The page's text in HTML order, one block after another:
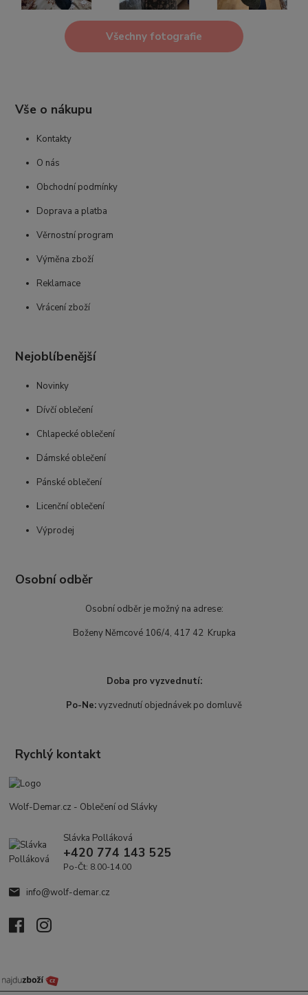
Všechny fotografie
Vše o nákupu
Kontakty
O nás
Obchodní podmínky
Doprava a platba
Věrnostní program
Výměna zboží
Reklamace
Vrácení zboží
Nejoblíbenější
Novinky
Dívčí oblečení
Chlapecké oblečení
Dámské oblečení
Pánské oblečení
Licenční oblečení
Výprodej
Osobní odběr
Osobní odběr je možný na adrese:
Boženy Němcové 106/4, 417 42 Krupka
Doba pro vyzvednutí:
Po-Ne:vyzvednutí objednávek po domluvě
Rychlý kontakt
Wolf-Demar.cz - Oblečení od Slávky
Slávka Polláková
+420 774 143 525
Po-Čt: 8.00-14.00
info@wolf-demar.cz